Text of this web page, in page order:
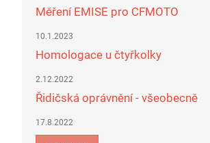
Měření EMISE pro CFMOTO
10.1.2023
Homologace u čtyřkolky
2.12.2022
Řidičská oprávnění - všeobecně
17.8.2022